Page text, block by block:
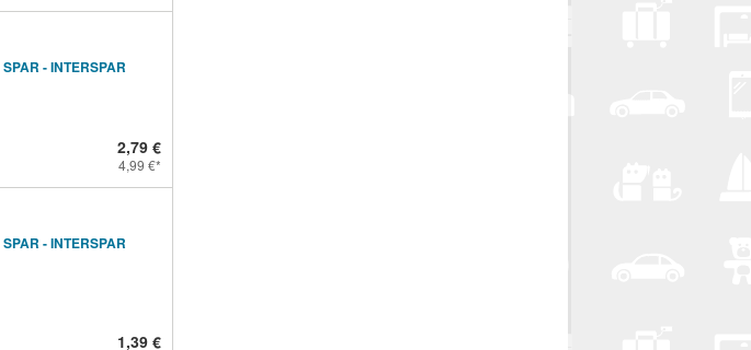
SPAR - INTERSPAR
2,79 €
4,99 €
SPAR - INTERSPAR
1,39 €